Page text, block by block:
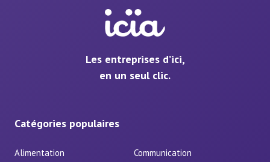
Les entreprises d’ici,
en un seul clic.
Catégories populaires
Alimentation
Communication